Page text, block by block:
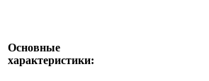
Основные
характеристики: